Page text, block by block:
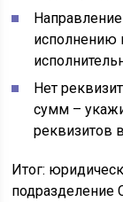
исполнению
Нет
сумм –
реквизитов
Итог:
подразделение